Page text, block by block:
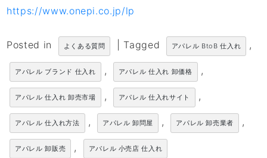
https://www.onepi.co.jp/lp
Posted in よくある質問 Tagged アパレル BtoB 仕入れ ,
アパレル ブランド 仕入れ , アパレル 仕入れ 卸価格 ,
アパレル 仕入れ 卸売市場 , アパレル 仕入れサイト ,
アパレル 仕入れ方法 , アパレル 卸問屋 , アパレル 卸売業者 ,
アパレル 卸販売 , アパレル 小売店 仕入れ